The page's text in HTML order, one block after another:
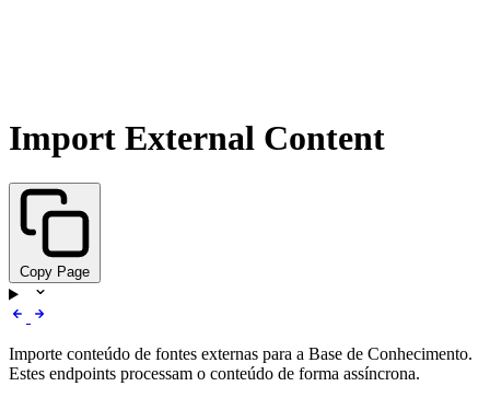
Import External Content
Copy Page
Importe conteúdo de fontes externas para a Base de Conhecimento.
Estes endpoints processam o conteúdo de forma assíncrona.